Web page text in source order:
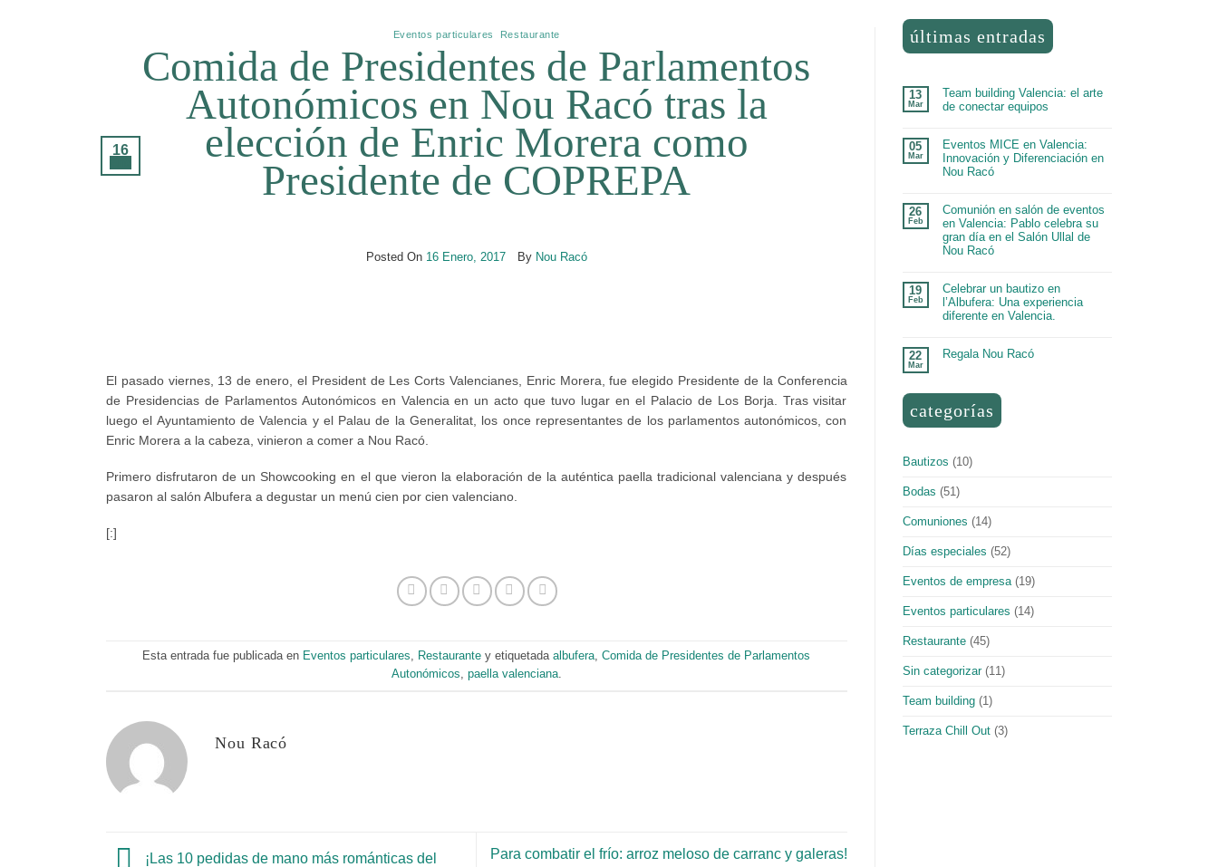
Eventos particulares Restaurante
Comida de Presidentes de Parlamentos
Autonómicos en Nou Racó tras la
elección de Enric Morera como
Presidente de COPREPA
Posted On 16 Enero, 2017 By Nou Racó
16
El pasado viernes, 13 de enero, el President de Les Corts Valencianes, Enric Morera, fue elegido Presidente de la Conferencia
de Presidencias de Parlamentos Autonómicos en Valencia en un acto que tuvo lugar en el Palacio de Los Borja. Tras visitar
luego el Ayuntamiento de Valencia y el Palau de la Generalitat, los once representantes de los parlamentos autonómicos, con
Enric Morera a la cabeza, vinieron a comer a Nou Racó.
Primero disfrutaron de un Showcooking en el que vieron la elaboración de la auténtica paella tradicional valenciana y después
pasaron al salón Albufera a degustar un menú cien por cien valenciano.
[:]
Esta entrada fue publicada en Eventos particulares Restaurante y etiquetadaalbufera ,Comida de Presidentes de Parlamentos
Autonómicos paella valenciana.
Nou Racó
¡Las 10 pedidas de mano más románticas del
Para combatir el frío: arroz meloso de carranc y galeras!
últimas entradas
13
Mar
Team building Valencia: el arte
de conectar equipos
05
Mar
Eventos MICE en Valencia:
Innovación y Diferenciación en
Nou Racó
26
Feb
Comunión en salón de eventos
en Valencia: Pablo celebra su
gran día en el Salón Ullal de
Nou Racó
19
Feb
Celebrar un bautizo en
l’Albufera: Una experiencia
diferente en Valencia.
22
Mar
Regala Nou Racó
categorías
Bautizos (10)
Bodas (51)
Comuniones (14)
Días especiales (52)
Eventos de empresa(19)
Eventos particulares (14)
Restaurante(45)
Sin categorizar(11)
Team building(1)
Terraza Chill Out(3)